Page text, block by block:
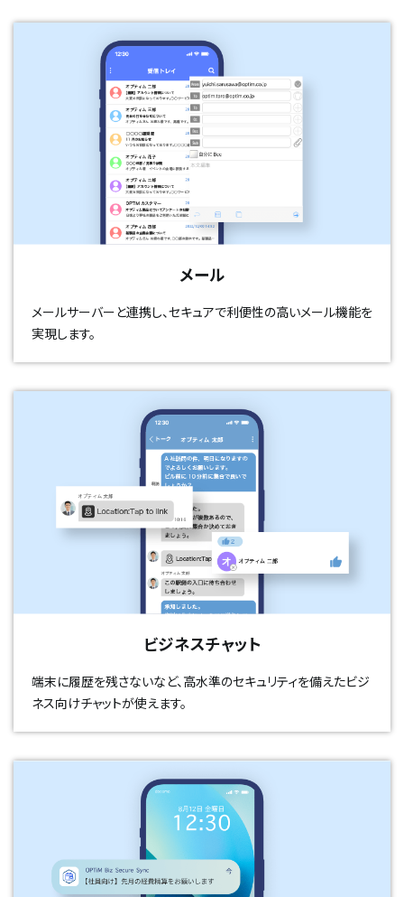
メール
メールサーバーと連携し、セキュアで利便性の高いメール機能を
実現します。
ビジネスチャット
端末に履歴を残さないなど、高水準のセキュリティを備えたビジ
ネス向けチャットが使えます。